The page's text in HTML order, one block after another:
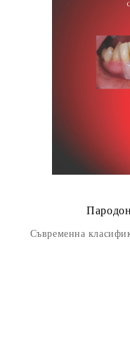
Съвременна